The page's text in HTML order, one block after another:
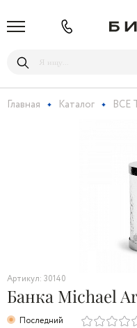
Главная Каталог ВСЕ
Артикул: 30140
Банка Michael
Последний